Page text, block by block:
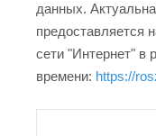
данных.
предоставляется
сети "Интернет" в
времени: https://